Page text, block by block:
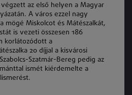
az első helyen a Magyar
A város ezzel nagy
mögé Miskolcot és Mátészalkát,
is vezeti összesen 186
korlátozódott a
20 díjjal a kisvárosi
Szatmár-Bereg pedig az
ismét kiérdemelte a